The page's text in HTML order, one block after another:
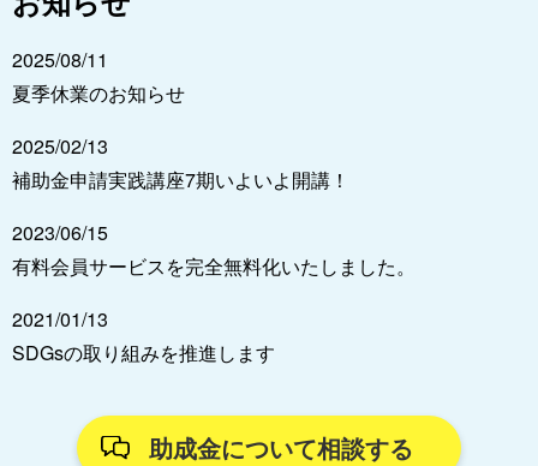
2025/08/11
夏季休業のお知らせ
2025/02/13
補助金申請実践講座7期いよいよ開講！
2023/06/15
有料会員サービスを完全無料化いたしました。
2021/01/13
SDGsの取り組みを推進します
助成金について相談する